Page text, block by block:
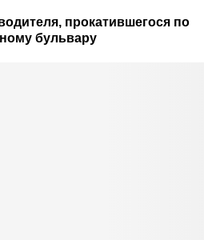
прокатившегося по
бульвару